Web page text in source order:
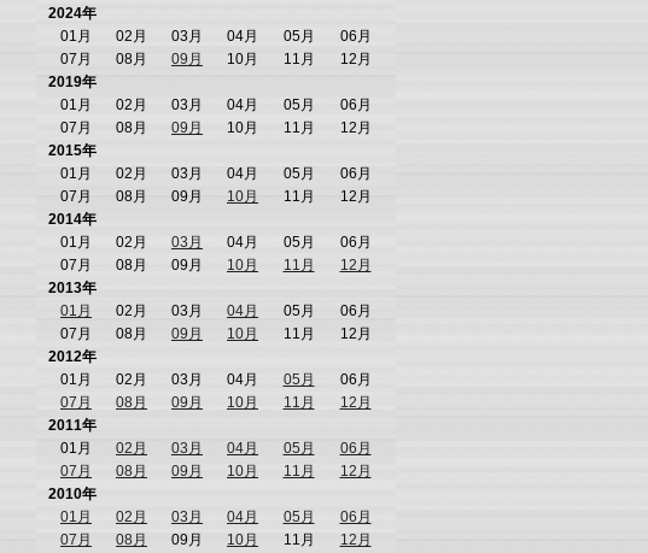
2024年
01月
02月 03月 04月 05月
06月
07月
08月 09月 10月 11月
12月
2019年
01月
02月 03月 04月 05月
06月
07月
08月 09月 10月 11月
12月
2015年
01月
02月 03月 04月 05月
06月
07月
08月 09月 10月 11月
12月
2014年
01月
02月 03月 04月 05月
06月
07月
08月 09月 10月 11月
12月
2013年
01月
02月 03月 04月 05月
06月
07月
08月 09月 10月 11月
12月
2012年
01月
02月 03月 04月 05月
06月
07月
08月 09月 10月 11月
12月
2011年
01月
02月 03月 04月 05月
06月
07月
08月 09月 10月 11月
12月
2010年
01月
02月 03月 04月 05月
06月
07月
08月 09月 10月 11月
12月